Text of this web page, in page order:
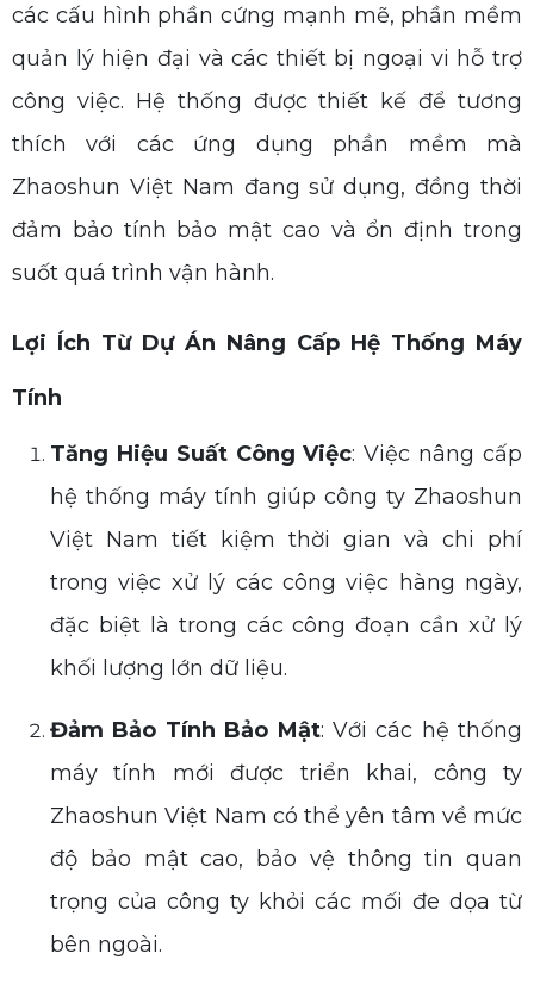
các cấu hình phần cứng mạnh mẽ, phần mềm
quản lý hiện đại và các thiết bị ngoại vi hỗ trợ
công việc. Hệ thống được thiết kế để tương
thích với các ứng dụng phần mềm mà
Zhaoshun Việt Nam đang sử dụng, đồng thời
đảm bảo tính bảo mật cao và ổn định trong
suốt quá trình vận hành.
Lợi Ích Từ Dự Án Nâng Cấp Hệ Thống Máy
Tính
Tăng Hiệu Suất Công Việc: Việc nâng cấp
hệ thống máy tính giúp công ty Zhaoshun
Việt Nam tiết kiệm thời gian và chi phí
trong việc xử lý các công việc hàng ngày,
đặc biệt là trong các công đoạn cần xử lý
khối lượng lớn dữ liệu.
Đảm Bảo Tính Bảo Mật: Với các hệ thống
máy tính mới được triển khai, công ty
Zhaoshun Việt Nam có thể yên tâm về mức
độ bảo mật cao, bảo vệ thông tin quan
trọng của công ty khỏi các mối đe dọa từ
bên ngoài.